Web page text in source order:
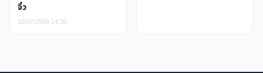
จิ๋ว
16/07/2569 14:30